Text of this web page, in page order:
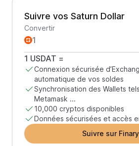
Suivre vos Saturn Dollar
Convertir
1 USDAT =
Connexion sécurisée
automatique de vos soldes
Synchronisation des Wallets
Metamask ...
10,000 cryptos disponibles
Données sécurisées et accès
Suivre sur Finary